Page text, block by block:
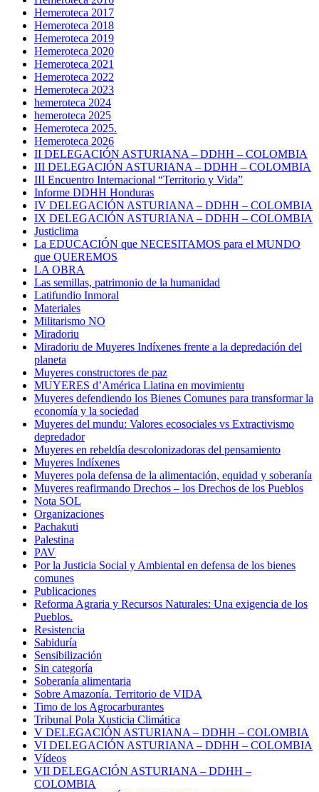
Hemeroteca 2017
Hemeroteca 2018
Hemeroteca 2019
Hemeroteca 2020
Hemeroteca 2021
Hemeroteca 2022
Hemeroteca 2023
hemeroteca 2024
hemeroteca 2025
Hemeroteca 2025.
Hemeroteca 2026
II DELEGACIÓN ASTURIANA – DDHH – COLOMBIA
III DELEGACIÓN ASTURIANA – DDHH – COLOMBIA
III Encuentro Internacional “Territorio y Vida”
Informe DDHH Honduras
IV DELEGACIÓN ASTURIANA – DDHH – COLOMBIA
IX DELEGACIÓN ASTURIANA – DDHH – COLOMBIA
Justiclima
La EDUCACIÓN que NECESITAMOS para el MUNDO
que QUEREMOS
LA OBRA
Las semillas, patrimonio de la humanidad
Latifundio Inmoral
Materiales
Militarismo NO
Miradoriu
Miradoriu de Muyeres Indíxenes frente a la depredación del
planeta
Muyeres constructores de paz
MUYERES d’América Llatina en movimientu
Muyeres defendiendo los Bienes Comunes para transformar la
economía y la sociedad
Muyeres del mundu: Valores ecosociales vs Extractivismo
depredador
Muyeres en rebeldía descolonizadoras del pensamiento
Muyeres Indíxenes
Muyeres pola defensa de la alimentación, equidad y soberanía
Muyeres reafirmando Drechos – los Drechos de los Pueblos
Nota SOL
Organizaciones
Pachakuti
Palestina
PAV
Por la Justicia Social y Ambiental en defensa de los bienes
comunes
Publicaciones
Reforma Agraria y Recursos Naturales: Una exigencia de los
Pueblos.
Resistencia
Sabiduría
Sensibilización
Sin categoría
Soberanía alimentaria
Sobre Amazonía. Territorio de VIDA
Timo de los Agrocarburantes
Tribunal Pola Xusticia Climática
V DELEGACIÓN ASTURIANA – DDHH – COLOMBIA
VI DELEGACIÓN ASTURIANA – DDHH – COLOMBIA
Vídeos
VII DELEGACIÓN ASTURIANA – DDHH –
COLOMBIA